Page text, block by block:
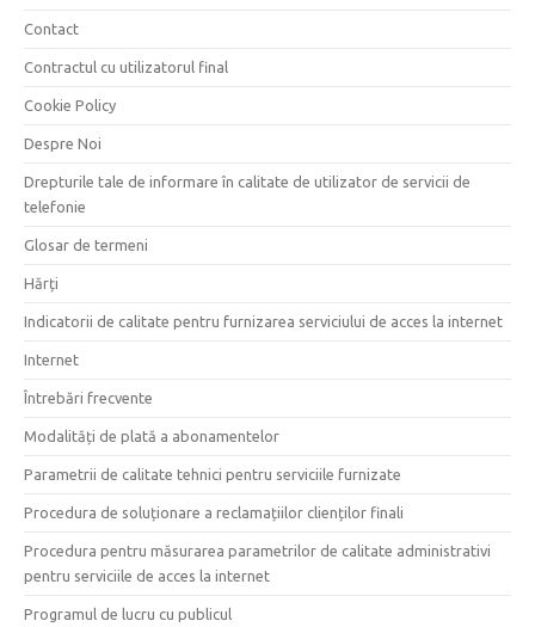
Contact
Contractul cu utilizatorul final
Cookie Policy
Despre Noi
Drepturile tale de informare în calitate de utilizator de servicii de
telefonie
Glosar de termeni
Hărți
Indicatorii de calitate pentru furnizarea serviciului de acces la internet
Internet
Întrebări frecvente
Modalități de plată a abonamentelor
Parametrii de calitate tehnici pentru serviciile furnizate
Procedura de soluționare a reclamațiilor clienților finali
Procedura pentru măsurarea parametrilor de calitate administrativi
pentru serviciile de acces la internet
Programul de lucru cu publicul